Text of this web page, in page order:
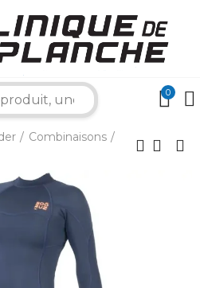
0
Combinaisons
×
expert nautique.
aider aujourd'hui ?